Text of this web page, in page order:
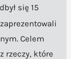
się 15
Celem
rzeczy, które